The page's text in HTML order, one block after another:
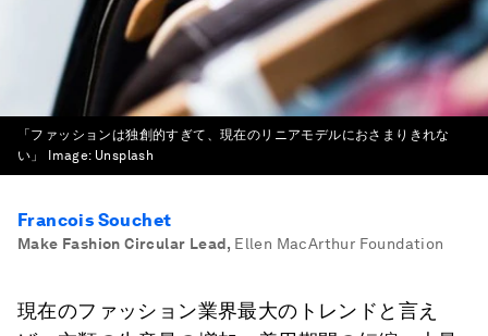
「ファッションは独創的すぎて、現在のリニアモデルにおさまりきれな
い」
Image: Unsplash
Francois Souchet
Make Fashion Circular Lead, Ellen MacArthur Foundation
現在のファッション業界最大のトレンドと言え